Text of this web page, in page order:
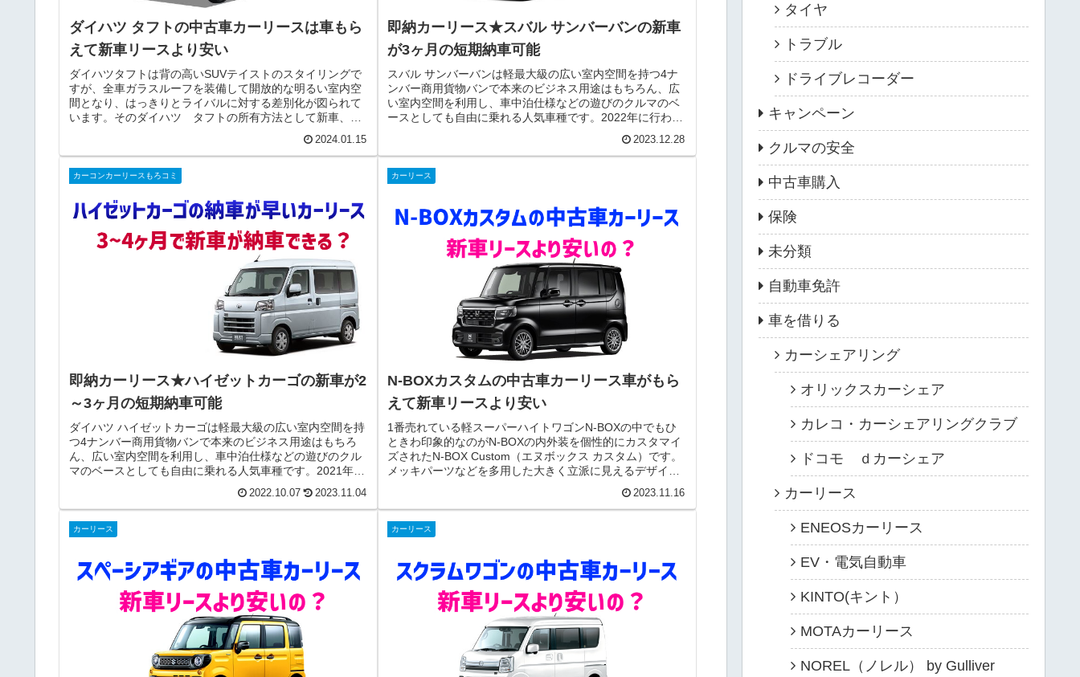
ダイハツ タフトの中古車カーリースは車もら
えて新車リースより安い
ダイハツタフトは背の高いSUVテイストのスタイリングで
すが、全車ガラスルーフを装備して開放的な明るい室内空
間となり、はっきりとライバルに対する差別化が図られて
います。そのダイハツ タフトの所有方法として新車、中
2024.01.15
即納カーリース★スバル サンバーバンの新車
が3ヶ月の短期納車可能
スバル サンバーバンは軽最大級の広い室内空間を持つ4ナ
ンバー商用貨物バンで本来のビジネス用途はもちろん、広
い室内空間を利用し、車中泊仕様などの遊びのクルマのベ
ースとしても自由に乗れる人気車種です。2022年に行われ
2023.12.28
カーコンカーリースもろコミ
即納カーリース★ハイゼットカーゴの新車が2
～3ヶ月の短期納車可能
ダイハツ ハイゼットカーゴは軽最大級の広い室内空間を持
つ4ナンバー商用貨物バンで本来のビジネス用途はもちろ
ん、広い室内空間を利用し、車中泊仕様などの遊びのクル
マのベースとしても自由に乗れる人気車種です。2021年に
2022.10.07 2023.11.04
カーリース
N-BOXカスタムの中古車カーリース車がもら
えて新車リースより安い
1番売れている軽スーパーハイトワゴンN-BOXの中でもひ
ときわ印象的なのがN-BOXの内外装を個性的にカスタマイ
ズされたN-BOX Custom（エヌボックス カスタム）です。
メッキパーツなどを多用した大きく立派に見えるデザイン
2023.11.16
カーリース カーリース
タイヤ
トラブル
ドライブレコーダー
キャンペーン
クルマの安全
中古車購入
保険
未分類
自動車免許
車を借りる
カーシェアリング
オリックスカーシェア
カレコ・カーシェアリングクラブ
ドコモ ｄカーシェア
カーリース
ENEOSカーリース
EV・電気自動車
KINTO(キント）
MOTAカーリース
NOREL（ノレル） by Gulliver